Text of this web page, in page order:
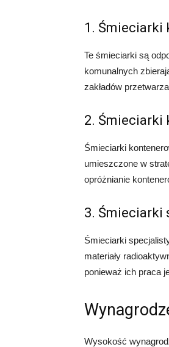
1. Śmieciarki
Te śmieciarki są
komunalnych
zakładów
2. Śmieciarki
Śmieciarki
umieszczone w
opróżnianie
3. Śmieciarki
Śmieciarki
materiały
ponieważ ich praca
Wysokość